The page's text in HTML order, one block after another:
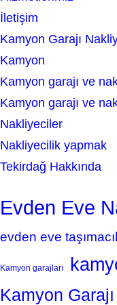
İletişim
Kamyon Garajı
Kamyon
Kamyon garajı ve
Kamyon garajı ve
Nakliyeciler
Nakliyecilik yapmak
Tekirdağ Hakkında
Evden Eve
evden eve
Kamyon garajları
Kamyon